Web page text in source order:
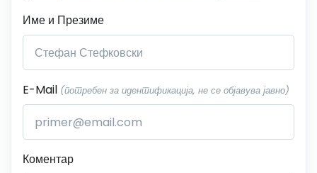
Име и Презиме
E-Mail (потребен за идентификација, не се објавува јавно)
Коментар